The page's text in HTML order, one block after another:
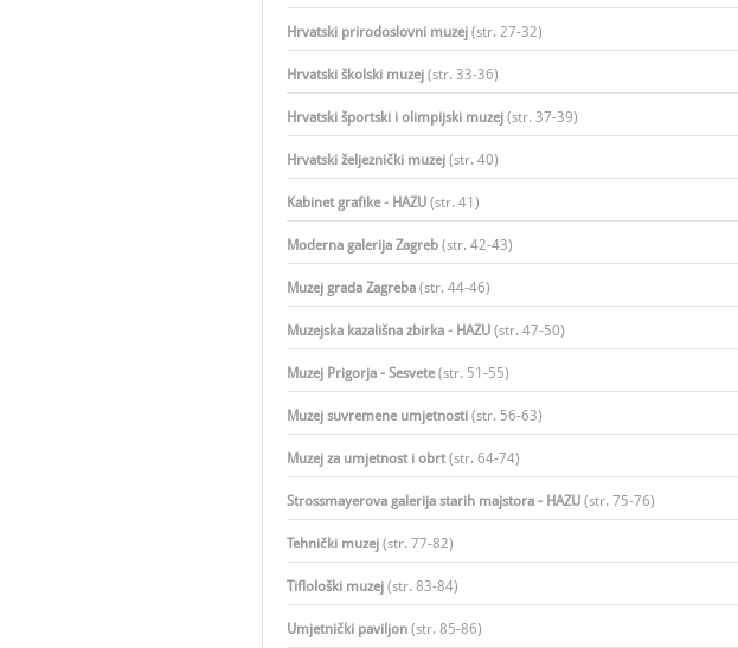
Hrvatski prirodoslovni muzej (str. 27-32)​
Hrvatski školski muzej (str. 33-36)​
Hrvatski športski i olimpijski muzej (str. 37-39)​
Hrvatski željeznički muzej (str. 40)​
Kabinet grafike - HAZU (str. 41)​
Moderna galerija Zagreb (str. 42-43)
Muzej grada Zagreba (str. 44-46)
Muzejska kazališna zbirka - HAZU (str. 47-50)
Muzej Prigorja - Sesvete(str. 51-55)​
Muzej suvremene umjetnosti (str. 56-63)​
Muzej za umjetnost i obrt(str. 64-74)​
Strossmayerova galerija starih majstora - HAZU (str. 75-76)​
Tehnički muzej (str. 77-82)​
Tiflološki muzej (str. 83-84)​
Umjetnički paviljon (str. 85-86)​